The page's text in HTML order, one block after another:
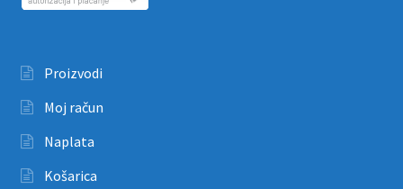
Proizvodi
Moj račun
Naplata
Košarica